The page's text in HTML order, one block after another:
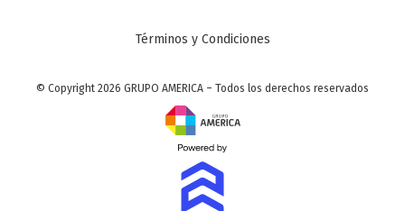
Términos y Condiciones
© Copyright 2026 GRUPO AMERICA – Todos los derechos reservados